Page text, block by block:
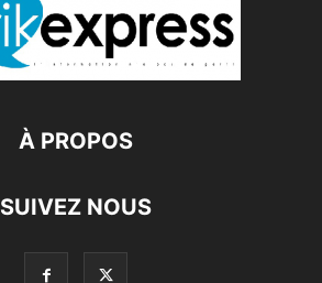
À PROPOS
SUIVEZ NOUS